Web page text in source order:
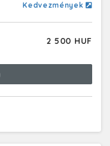
Kedvezmények
2 500 HUF